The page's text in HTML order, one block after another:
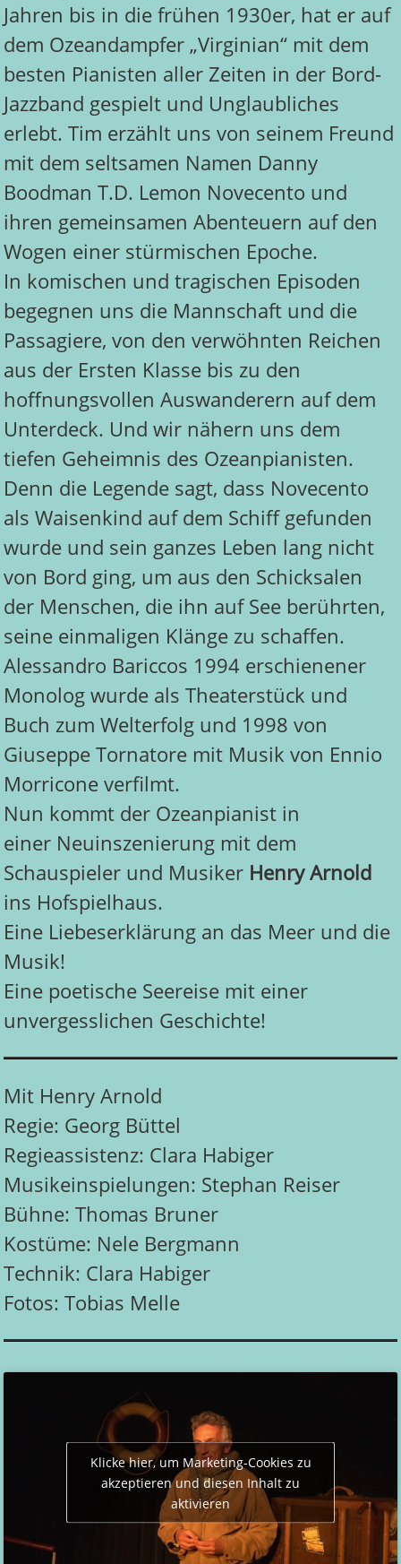
Jahren bis in die frühen 1930er, hat er auf
dem Ozeandampfer „Virginian“ mit dem
besten Pianisten aller Zeiten in der Bord-
Jazzband gespielt und Unglaubliches
erlebt. Tim erzählt uns von seinem Freund
mit dem seltsamen Namen Danny
Boodman T.D. Lemon Novecento und
ihren gemeinsamen Abenteuern auf den
Wogen einer stürmischen Epoche.
In komischen und tragischen Episoden
begegnen uns die Mannschaft und die
Passagiere, von den verwöhnten Reichen
aus der Ersten Klasse bis zu den
hoffnungsvollen Auswanderern auf dem
Unterdeck. Und wir nähern uns dem
tiefen Geheimnis des Ozeanpianisten.
Denn die Legende sagt, dass Novecento
als Waisenkind auf dem Schiff gefunden
wurde und sein ganzes Leben lang nicht
von Bord ging, um aus den Schicksalen
der Menschen, die ihn auf See berührten,
seine einmaligen Klänge zu schaffen.
Alessandro Bariccos 1994 erschienener
Monolog wurde als Theaterstück und
Buch zum Welterfolg und 1998 von
Giuseppe Tornatore mit Musik von Ennio
Morricone verfilmt.
Nun kommt der Ozeanpianist in
einer Neuinszenierung mit dem
Schauspieler und Musiker Henry Arnold
ins Hofspielhaus.
Eine Liebeserklärung an das Meer und die
Musik!
Eine poetische Seereise mit einer
unvergesslichen Geschichte!
Mit Henry Arnold
Regie: Georg Büttel
Regieassistenz: Clara Habiger
Musikeinspielungen: Stephan Reiser
Bühne: Thomas Bruner
Kostüme: Nele Bergmann
Technik: Clara Habiger
Fotos: Tobias Melle
Klicke hier, um Marketing-Cookies zu
akzeptieren und diesen Inhalt zu
aktivieren